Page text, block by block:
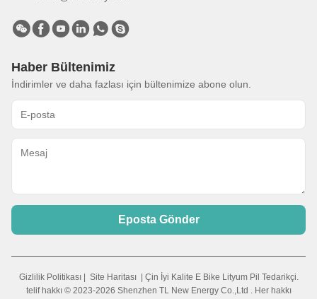
Haber Bültenimiz
İndirimler ve daha fazlası için bültenimize abone olun.
Eposta Gönder
Gizlilik Politikası| Site Haritası| Çin İyi Kalite E Bike Lityum Pil Tedarikçi.
telif hakkı © 2023-2026 Shenzhen TL New Energy Co.,Ltd . Her hakkı